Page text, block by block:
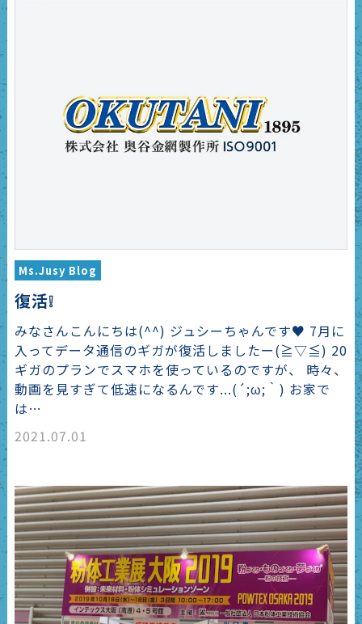
Ms.Jusy Blog
復活❕
みなさんこんにちは(^^) ジュシーちゃんです♥ 7月に
入ってデータ通信のギガが復活しましたー(≧▽≦) 20
ギガのプランでスマホを使っているのですが、 時々、
動画を見すぎて低速になるんです...(´;ω;｀) お家で
は…
2021.07.01